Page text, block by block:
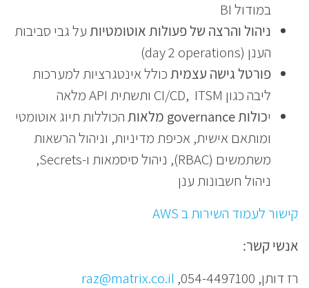
במודול BI
ניהול והרצה של פעולות אוטומטיותעל גבי סביבות
הענן (day 2 operations)
פורטל גישה עצמיתכולל אינטגרציות למערכות
ליבה כגון CI/CD, ITSM ותשתית API מלאה
יכולות governance מלאות
הכוללות תיוג אוטומטי
ומותאם אישית, אכיפת מדיניות, וניהול הרשאות
משתמשים (RBAC), ניהול סיסמאות ו-Secrets,
ניהול חשבונות ענן
קישור לעמוד השירות ב AWS
אנשי קשר:
רז דותן, 054-4497100,
raz@matrix.co.il